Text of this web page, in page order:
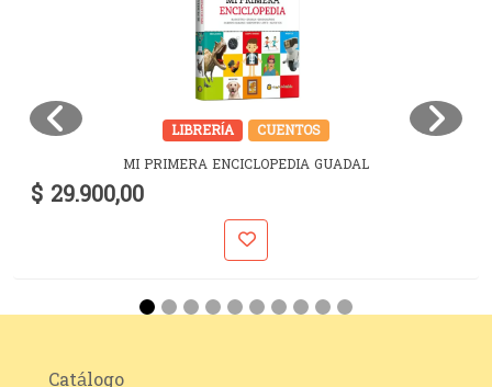
LIBRERÍA
CUENTOS
MI PRIMERA ENCICLOPEDIA GUADAL
$ 29.900,00
Catálogo